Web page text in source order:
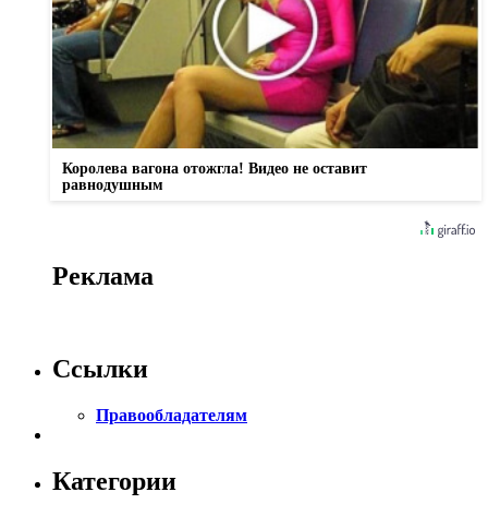
Королева вагона отожгла! Видео не оставит
равнодушным
Реклама
Ссылки
Правообладателям
Категории